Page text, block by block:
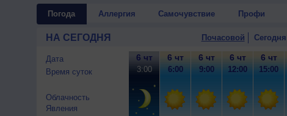
Погода Аллергия Самочувствие Профи
НА СЕГОДНЯ Почасовой Сегодня
Дата
Время суток
Облачность
Явления
6 чт
3:00
6 чт
6:00
6 чт
9:00
6 чт
12:00
6 чт
15:00